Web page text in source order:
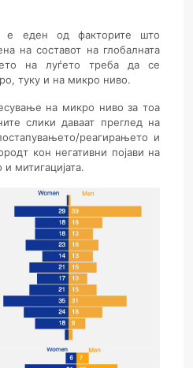
е еден од факторите што
на составот на глобалната
на луѓето треба да се
туку и на микро ниво.
на микро ниво за тоа
слики даваат преглед на
реагирањето и
кон негативни појави на
митигацијата.